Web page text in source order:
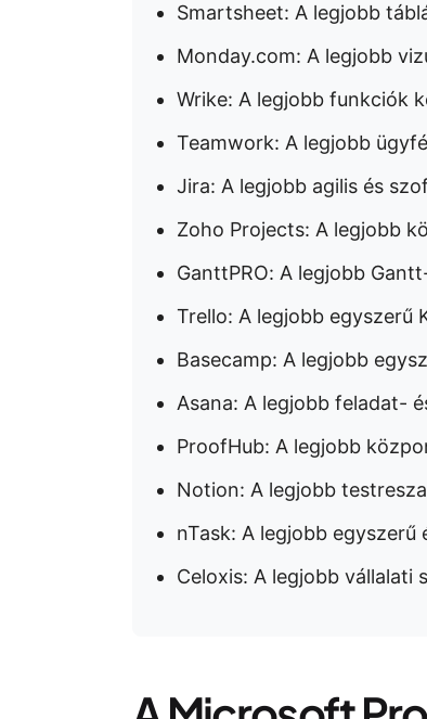
Smartsheet: A legjobb
Monday.com: A legjobb
Wrike: A legjobb funkciók
Teamwork: A legjobb
Jira: A legjobb agilis és
Zoho Projects: A legjobb
GanttPRO: A legjobb
Trello: A legjobb egyszerű
Basecamp: A legjobb
Asana: A legjobb feladat-
ProofHub: A legjobb
Notion: A legjobb
nTask: A legjobb
Celoxis: A legjobb vállalati